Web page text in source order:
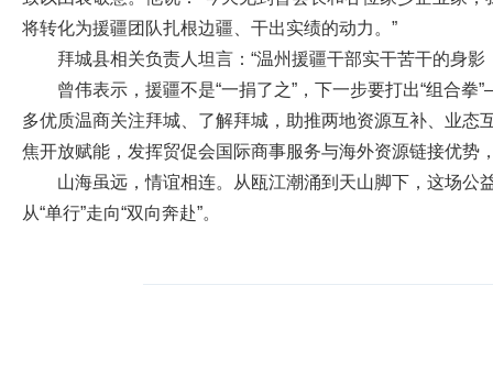
将转化为援疆团队扎根边疆、干出实绩的动力。”
拜城县相关负责人坦言：“温州援疆干部实干苦干的身
曾伟表示，援疆不是“一捐了之”，下一步要打出“组合
多优质温商关注拜城、了解拜城，助推两地资源互补、业
焦开放赋能，发挥贸促会国际商事服务与海外资源链接优
山海虽远，情谊相连。从瓯江潮涌到天山脚下，这场
从“单行”走向“双向奔赴”。